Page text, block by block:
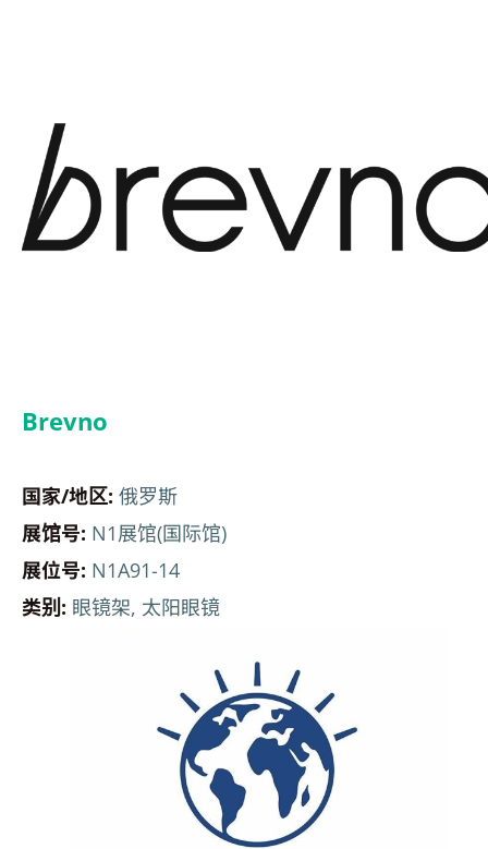
Brevno
国家/地区: 俄罗斯
展馆号: N1展馆(国际馆)
展位号: N1A91-14
类别: 眼镜架, 太阳眼镜